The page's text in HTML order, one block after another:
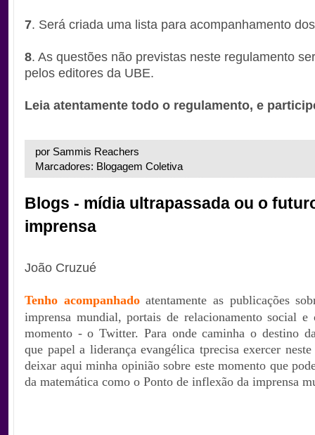
7. Será criada uma lista para acompanhamento
8. As questões não previstas neste regulamento
pelos editores da UBE.
Leia atentamente todo o regulamento, e
por Sammis Reachers
Marcadores: Blogagem Coletiva
Blogs - mídia ultrapassada ou o
imprensa
João Cruzué
Tenho acompanhadoatentamente as publicações
imprensa mundial, portais de relacionamento social e
momento - o Twitter. Para onde caminha o destino
que papel a liderança evangélica tprecisa exercer
deixar aqui minha opinião sobre este momento que
da matemática como o Ponto de inflexão da imprensa